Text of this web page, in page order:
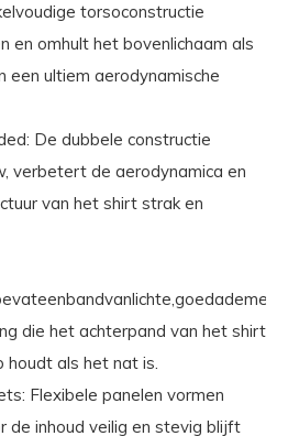
torsoconstructie
en omhult het bovenlichaam als
een ultiem aerodynamische
De dubbele constructie
verbetert de aerodynamica en
van het shirt strak en
die het achterpand van het shirt
houdt als het nat is.
Flexibele panelen vormen
de inhoud veilig en stevig blijft